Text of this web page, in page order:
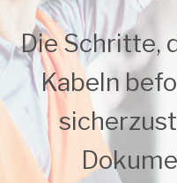
Die Schritte,
Kabeln